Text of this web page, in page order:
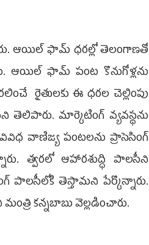
ఆయిల్ ఫామ్ ధరల్లో తెలంగాణతో
ఆయిల్ ఫామ్ పంట కొనుగోళ్లను
రైతులకు ఈ ధరల చెల్లింపు
తెలిపారు. మార్కెటింగ్ వ్యవస్థను
వాణిజ్య పంటలను ప్రాసెసింగ్
త్వరలో ఆహారశుద్ధి పాలసీని
పాలసీలోకి తెస్తామని పేర్కొన్నారు.
కన్నబాబు వెల్లడించారు.